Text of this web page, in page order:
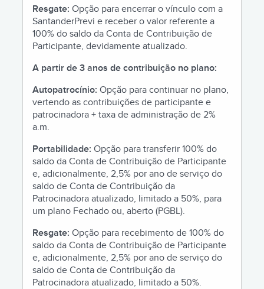
Resgate: Opção para encerrar o vínculo com a
SantanderPrevi e receber o valor referente a
100% do saldo da Conta de Contribuição de
Participante, devidamente atualizado.
A partir de 3 anos de contribuição no plano:
Autopatrocínio: Opção para continuar no plano,
vertendo as contribuições de participante e
patrocinadora + taxa de administração de 2%
a.m.
Portabilidade: Opção para transferir 100% do
saldo da Conta de Contribuição de Participante
e, adicionalmente, 2,5% por ano de serviço do
saldo de Conta de Contribuição da
Patrocinadora atualizado, limitado a 50%, para
um plano Fechado ou, aberto (PGBL).
Resgate: Opção para recebimento de 100% do
saldo da Conta de Contribuição de Participante
e, adicionalmente, 2,5% por ano de serviço do
saldo de Conta de Contribuição da
Patrocinadora atualizado, limitado a 50%.